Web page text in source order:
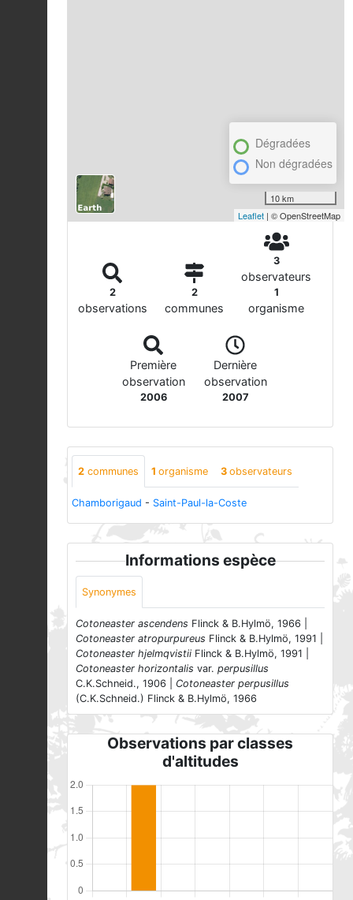
Dégradées
Non dégradées
10 km
Leaflet | © OpenStreetMap
2
observations
2
communes
3
observateurs
1
organisme
Première
observation
2006
Dernière
observation
2007
2 communes 1 organisme 3 observateurs
Chamborigaud - Saint-Paul-la-Coste
Informations espèce
Synonymes
Cotoneaster ascendens Flinck & B.Hylmö, 1966 |
Cotoneaster atropurpureus Flinck & B.Hylmö, 1991 |
Cotoneaster hjelmqvistii Flinck & B.Hylmö, 1991 |
Cotoneaster horizontalis var. perpusillus
C.K.Schneid., 1906 | Cotoneaster perpusillus
(C.K.Schneid.) Flinck & B.Hylmö, 1966
Observations par classes
d'altitudes